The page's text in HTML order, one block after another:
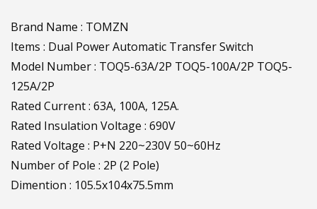
Brand Name : TOMZN
Items : Dual Power Automatic Transfer Switch
Model Number : TOQ5-63A/2P TOQ5-100A/2P TOQ5-
125A/2P
Rated Current : 63A, 100A, 125A.
Rated Insulation Voltage : 690V
Rated Voltage : P+N 220~230V 50~60Hz
Number of Pole : 2P (2 Pole)
Dimention : 105.5x104x75.5mm